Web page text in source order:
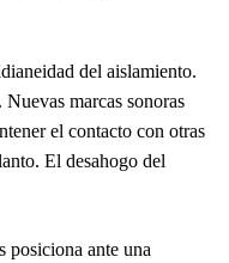
del aislamiento.
marcas sonoras
el contacto con otras
El desahogo del
posiciona ante una